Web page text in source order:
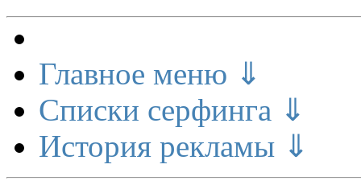
Главное меню ⇓
Списки серфинга ⇓
История рекламы ⇓